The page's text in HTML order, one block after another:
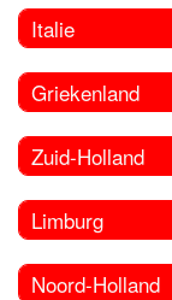
Italie
Griekenland
Zuid-Holland
Limburg
Noord-Holland